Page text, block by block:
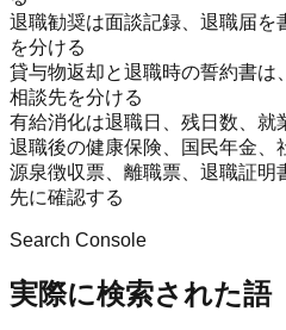
退職勧奨は面談記録、退職届を
を分ける
貸与物返却と退職時の誓約書は
相談先を分ける
有給消化は退職日、残日数、就
退職後の健康保険、国民年金、
源泉徴収票、離職票、退職証明
先に確認する
Search Console
実際に検索された語